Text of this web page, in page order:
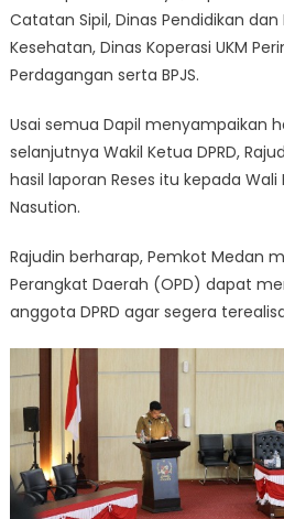
Catatan Sipil, Dinas Pendidikan
Kesehatan, Dinas Koperasi UKM
Perdagangan serta BPJS.
Usai semua Dapil menyampaikan
selanjutnya Wakil Ketua DPRD,
hasil laporan Reses itu kepada
Nasution.
Rajudin berharap, Pemkot Medan
Perangkat Daerah (OPD) dapat
anggota DPRD agar segera